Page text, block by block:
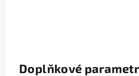
Doplňkové